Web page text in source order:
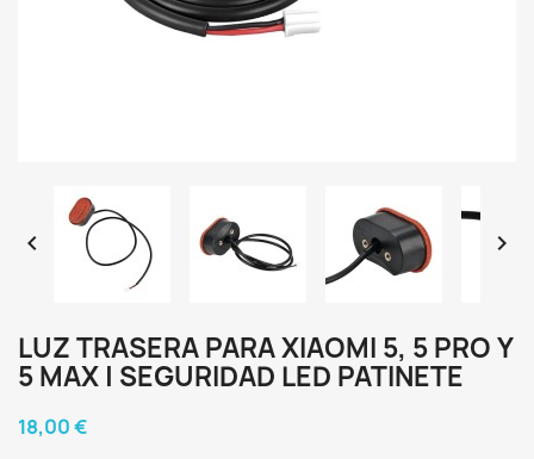
 
LUZ TRASERA PARA XIAOMI 5, 5 PRO Y
5 MAX | SEGURIDAD LED PATINETE
18,00 €